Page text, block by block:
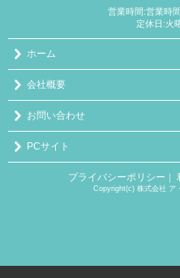
営業時間:営業時
定休日:火
ホーム
会社概要
お問い合わせ
PCサイト
プライバシーポリシー ｜
Copyright(c) 株式会社 ア